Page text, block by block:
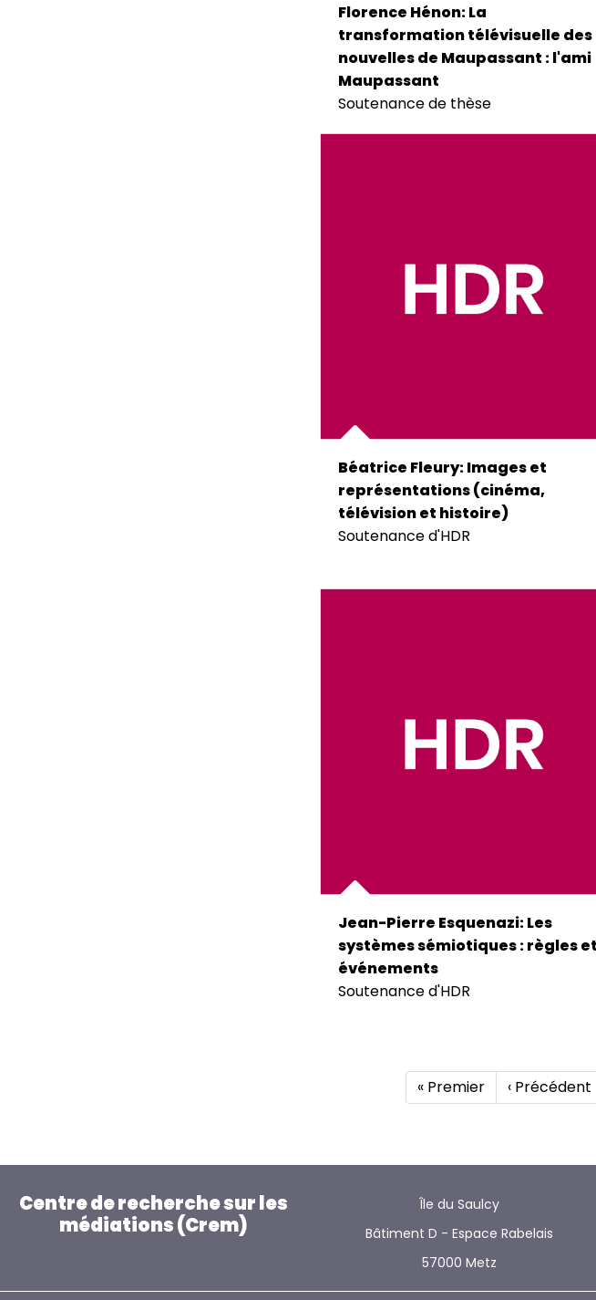
Florence Hénon: La
transformation télévisuelle des
nouvelles de Maupassant : l'ami
Maupassant
Soutenance de thèse
Béatrice Fleury: Images et
représentations (cinéma,
télévision et histoire)
Soutenance d'HDR
Jean-Pierre Esquenazi: Les
systèmes sémiotiques : règles et
événements
Soutenance d'HDR
Première
page
« Premier
Page
précédente
‹ Précédent
Centre de recherche sur les
médiations (Crem)
Île du Saulcy
Bâtiment D - Espace Rabelais
57000 Metz